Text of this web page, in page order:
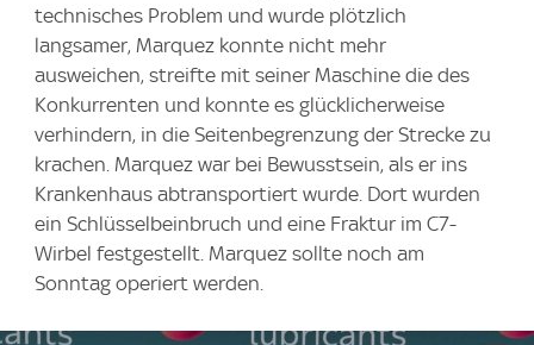
technisches Problem und wurde plötzlich
langsamer, Marquez konnte nicht mehr
ausweichen, streifte mit seiner Maschine die des
Konkurrenten und konnte es glücklicherweise
verhindern, in die Seitenbegrenzung der Strecke zu
krachen. Marquez war bei Bewusstsein, als er ins
Krankenhaus abtransportiert wurde. Dort wurden
ein Schlüsselbeinbruch und eine Fraktur im C7-
Wirbel festgestellt. Marquez sollte noch am
Sonntag operiert werden.